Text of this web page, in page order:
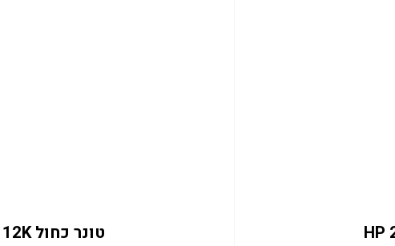
טונר כחול HP 213Y W2131Y 12K